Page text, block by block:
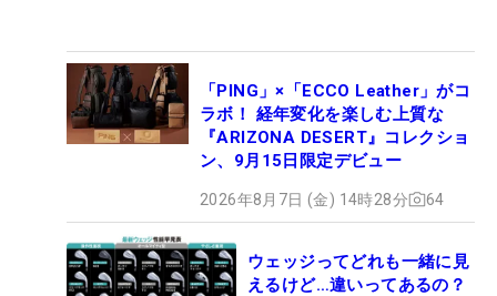
「PING」×「ECCO Leather」がコ
ラボ！ 経年変化を楽しむ上質な
『ARIZONA DESERT』コレクショ
ン、9月15日限定デビュー
2026年8月7日 (金) 14時28分 64
ウェッジってどれも一緒に見
えるけど…違いってあるの？